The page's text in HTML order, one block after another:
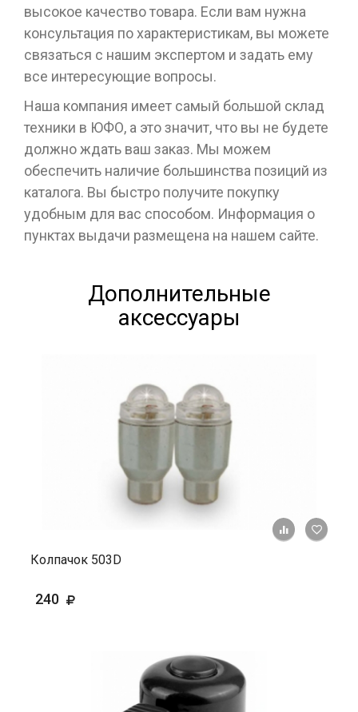
высокое качество товара. Если вам нужна
консультация по характеристикам, вы можете
связаться с нашим экспертом и задать ему
все интересующие вопросы.
Наша компания имеет самый большой склад
техники в ЮФО, а это значит, что вы не будете
должно ждать ваш заказ. Мы можем
обеспечить наличие большинства позиций из
каталога. Вы быстро получите покупку
удобным для вас способом. Информация о
пунктах выдачи размещена на нашем сайте.
Дополнительные
аксессуары
+ К
Колпачок 503D
240